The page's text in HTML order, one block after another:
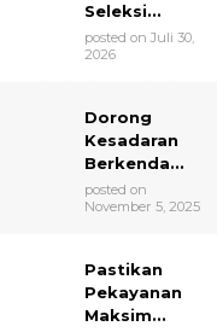
Seleksi...
posted on Juli 30,
2026
Dorong
Kesadaran
Berkenda...
posted on
November 5, 2025
Pastikan
Pekayanan
Maksim...